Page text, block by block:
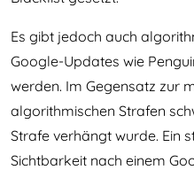
Es gibt jedoch auch
Google-Updates wie
werden. Im Gegensatz zur
algorithmischen Strafen
Strafe verhängt wurde. Ein
Sichtbarkeit nach einem